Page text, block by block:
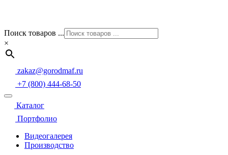
Поиск товаров ...
×
zakaz@gorodmaf.ru
+7 (800) 444-68-50
Каталог
Портфолио
Видеогалерея
Производство